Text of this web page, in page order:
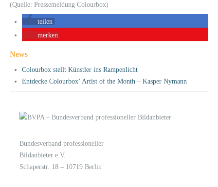
(Quelle: Pressemeldung Colourbox)
teilen
merken
News
Colourbox stellt Künstler ins Rampenlicht
Entdecke Colourbox’ Artist of the Month – Kasper Nymann
Bundesverband professioneller
Bildanbieter e.V.
Schaperstr. 18 – 10719 Berlin